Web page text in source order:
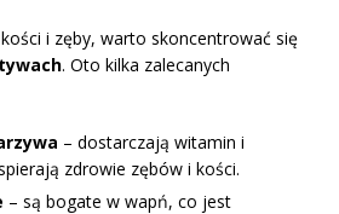
i zęby, warto skoncentrować się
. Oto kilka zalecanych
– dostarczają witamin i
zdrowie zębów i kości.
– są bogate w wapń, co jest